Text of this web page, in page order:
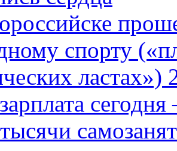
спорту
ластах»)